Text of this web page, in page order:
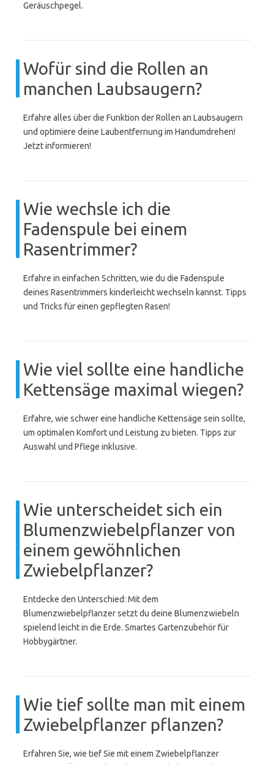
Geräuschpegel.
Wofür sind die Rollen an
manchen Laubsaugern?
Erfahre alles über die Funktion der Rollen an Laubsaugern
und optimiere deine Laubentfernung im Handumdrehen!
Jetzt informieren!
Wie wechsle ich die
Fadenspule bei einem
Rasentrimmer?
Erfahre in einfachen Schritten, wie du die Fadenspule
deines Rasentrimmers kinderleicht wechseln kannst. Tipps
und Tricks für einen gepflegten Rasen!
Wie viel sollte eine handliche
Kettensäge maximal wiegen?
Erfahre, wie schwer eine handliche Kettensäge sein sollte,
um optimalen Komfort und Leistung zu bieten. Tipps zur
Auswahl und Pflege inklusive.
Wie unterscheidet sich ein
Blumenzwiebelpflanzer von
einem gewöhnlichen
Zwiebelpflanzer?
Entdecke den Unterschied: Mit dem
Blumenzwiebelpflanzer setzt du deine Blumenzwiebeln
spielend leicht in die Erde. Smartes Gartenzubehör für
Hobbygärtner.
Wie tief sollte man mit einem
Zwiebelpflanzer pflanzen?
Erfahren Sie, wie tief Sie mit einem Zwiebelpflanzer